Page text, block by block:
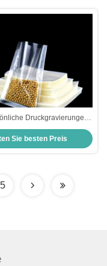
Druckgravierungen
Heißdicht 3 Seiten
Lebensmittelqualität
Flexible Verpackung
Sie besten Preis
5